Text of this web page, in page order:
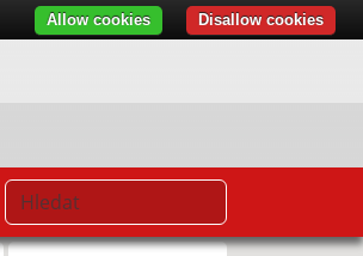
Disallow cookies
Allow cookies